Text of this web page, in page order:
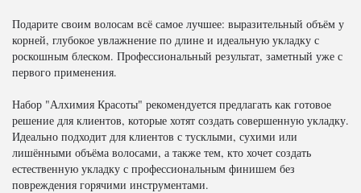
Подарите своим волосам всё самое лучшее: выразительный объём у
корней, глубокое увлажнение по длине и идеальную укладку с
роскошным блеском. Профессиональный результат, заметный уже с
первого применения.
Набор "Алхимия Красоты" рекомендуется предлагать как готовое
решение для клиентов, которые хотят создать совершенную укладку.
Идеально подходит для клиентов с тусклыми, сухими или
лишёнными объёма волосами, а также тем, кто хочет создать
естественную укладку с профессиональным финишем без
повреждения горячими инструментами.